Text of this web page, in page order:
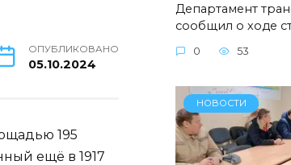
ОПУБЛИКОВАНО
05.10.2024
195
ещё в 1917
Департамент
сообщил о ходе
0 53
НОВОСТИ